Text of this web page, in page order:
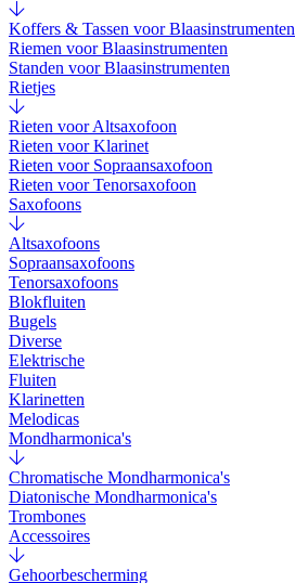
Koffers & Tassen voor Blaasinstrumenten
Riemen voor Blaasinstrumenten
Standen voor Blaasinstrumenten
Rietjes
Rieten voor Altsaxofoon
Rieten voor Klarinet
Rieten voor Sopraansaxofoon
Rieten voor Tenorsaxofoon
Saxofoons
Altsaxofoons
Sopraansaxofoons
Tenorsaxofoons
Blokfluiten
Bugels
Diverse
Elektrische
Fluiten
Klarinetten
Melodicas
Mondharmonica's
Chromatische Mondharmonica's
Diatonische Mondharmonica's
Trombones
Accessoires
Gehoorbescherming